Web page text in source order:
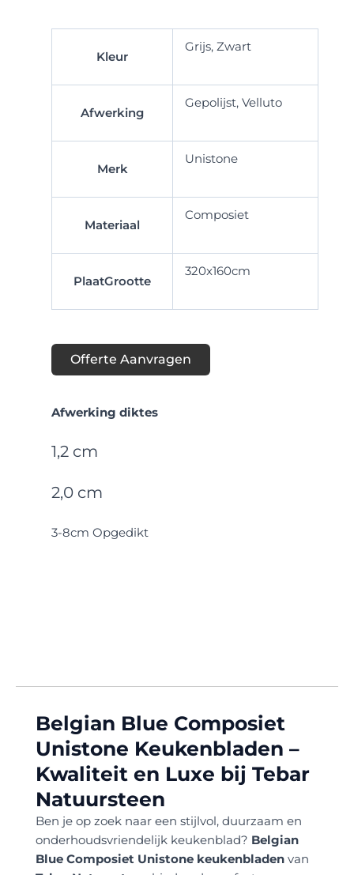
Kleur
Grijs, Zwart
Afwerking
Gepolijst, Velluto
Merk
Unistone
Materiaal
Composiet
PlaatGrootte
320x160cm
Offerte Aanvragen
Afwerking diktes
1,2 cm
2,0 cm
3-8cm Opgedikt
Belgian Blue Composiet
Unistone Keukenbladen –
Kwaliteit en Luxe bij Tebar
Natuursteen
Ben je op zoek naar een stijlvol, duurzaam en
onderhoudsvriendelijk keukenblad? Belgian
Blue Composiet Unistone keukenbladen van